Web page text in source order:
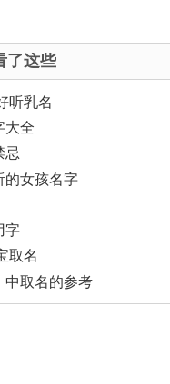
了这些
听乳名
大全
忌
的女孩名字
字
取名
中取名的参考